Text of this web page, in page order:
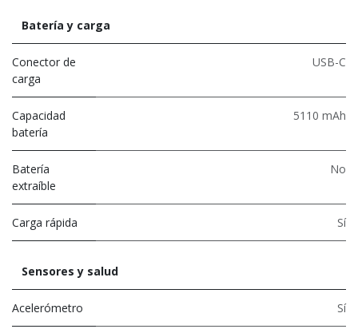
Batería y carga
Conector de
carga
USB-C
Capacidad
batería
5110 mAh
Batería
extraíble
No
Carga rápida Sí
Sensores y salud
Acelerómetro Sí